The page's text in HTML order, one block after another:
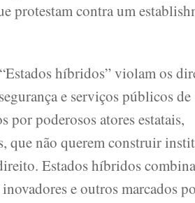
protestam contra um
híbridos” violam os
e serviços públicos de
por poderosos atores estatais,
que não querem construir
Estados híbridos
e outros marcados